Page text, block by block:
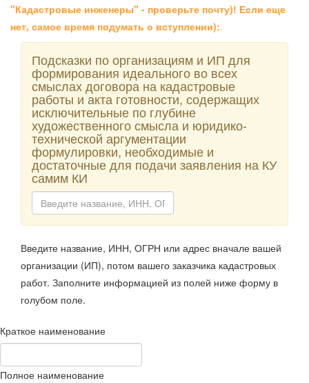
"Кадастровые инженеры" - проверьте почту)! Если еще
нет, самое время подумать о вступлении):.
Подсказки по организациям и ИП для
формирования идеального во всех
смыслах договора на кадастровые
работы и акта готовности, содержащих
исключительные по глубине
художественного смысла и юридико-
технической аргументации
формулировки, необходимые и
достаточные для подачи заявления на КУ
самим КИ
Введите название, ИНН, ОГРН или адрес вначале вашей
организации (ИП), потом вашего заказчика кадастровых
работ. Заполните информацией из полей ниже форму в
голубом поле.
Краткое наименование
Полное наименование